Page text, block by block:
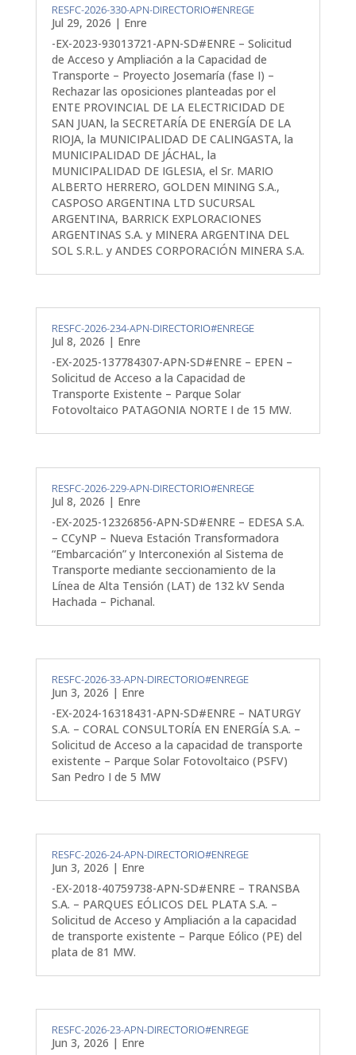
RESFC-2026-330-APN-DIRECTORIO#ENREGE
Jul 29, 2026 | Enre
-EX-2023-93013721-APN-SD#ENRE – Solicitud
de Acceso y Ampliación a la Capacidad de
Transporte – Proyecto Josemaría (fase I) –
Rechazar las oposiciones planteadas por el
ENTE PROVINCIAL DE LA ELECTRICIDAD DE
SAN JUAN, la SECRETARÍA DE ENERGÍA DE LA
RIOJA, la MUNICIPALIDAD DE CALINGASTA, la
MUNICIPALIDAD DE JÁCHAL, la
MUNICIPALIDAD DE IGLESIA, el Sr. MARIO
ALBERTO HERRERO, GOLDEN MINING S.A.,
CASPOSO ARGENTINA LTD SUCURSAL
ARGENTINA, BARRICK EXPLORACIONES
ARGENTINAS S.A. y MINERA ARGENTINA DEL
SOL S.R.L. y ANDES CORPORACIÓN MINERA S.A.
RESFC-2026-234-APN-DIRECTORIO#ENREGE
Jul 8, 2026 | Enre
-EX-2025-137784307-APN-SD#ENRE – EPEN –
Solicitud de Acceso a la Capacidad de
Transporte Existente – Parque Solar
Fotovoltaico PATAGONIA NORTE I de 15 MW.
RESFC-2026-229-APN-DIRECTORIO#ENREGE
Jul 8, 2026 | Enre
-EX-2025-12326856-APN-SD#ENRE – EDESA S.A.
– CCyNP – Nueva Estación Transformadora
“Embarcación” y Interconexión al Sistema de
Transporte mediante seccionamiento de la
Línea de Alta Tensión (LAT) de 132 kV Senda
Hachada – Pichanal.
RESFC-2026-33-APN-DIRECTORIO#ENREGE
Jun 3, 2026 | Enre
-EX-2024-16318431-APN-SD#ENRE – NATURGY
S.A. – CORAL CONSULTORÍA EN ENERGÍA S.A. –
Solicitud de Acceso a la capacidad de transporte
existente – Parque Solar Fotovoltaico (PSFV)
San Pedro I de 5 MW
RESFC-2026-24-APN-DIRECTORIO#ENREGE
Jun 3, 2026 | Enre
-EX-2018-40759738-APN-SD#ENRE – TRANSBA
S.A. – PARQUES EÓLICOS DEL PLATA S.A. –
Solicitud de Acceso y Ampliación a la capacidad
de transporte existente – Parque Eólico (PE) del
plata de 81 MW.
RESFC-2026-23-APN-DIRECTORIO#ENREGE
Jun 3, 2026 | Enre